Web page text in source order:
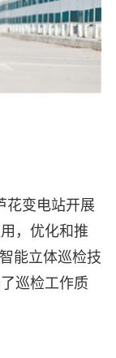
花变电站开展
，优化和推
能立体巡检技
巡检工作质